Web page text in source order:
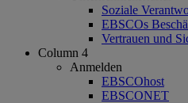
Soziale
EBSCOs
Vertrauen und
Column 4
Anmelden
EBSCOhost
EBSCONET